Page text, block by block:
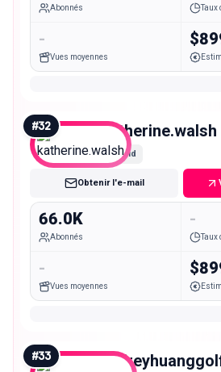
Abonnés Taux
-
Vues moyennes
#32 katherine.walsh
Mid
Obtenir l'e-mail
66.0K
Abonnés
-
Taux
-
Vues moyennes
#33